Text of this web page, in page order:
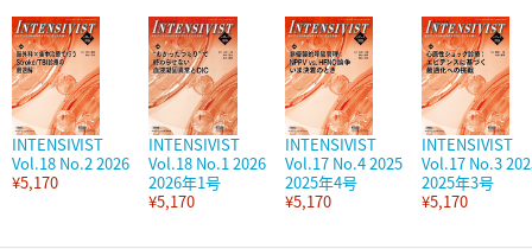
INTENSIVIST
Vol.18 No.2 2026
¥5,170
INTENSIVIST
Vol.18 No.1 2026
2026年1号
¥5,170
INTENSIVIST
Vol.17 No.4 2025
2025年4号
¥5,170
INTENSIVIST
Vol.17 No.3
2025年3号
¥5,170